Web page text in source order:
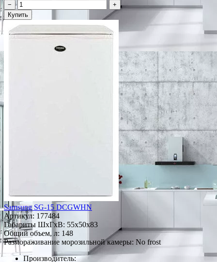
−
+
Купить
Samsung SG-15 DCGWHN
Артикул: 177484
Габариты ШxГxВ: 55x50x83
Общий объем, л: 148
Размораживание морозильной камеры: No frost
Производитель: